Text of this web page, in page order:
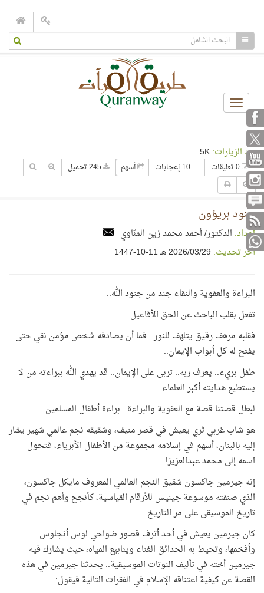
Toggle
navigation
عدد الزيارات:
10 إعجابات أسهم
جنود بريؤون
إعداد: الدكتور/ أحمد محمد زين المنّاوي
آخر تحديث: 29‏/03‏/2026 هـ 11-10-1447
البراءة والعفوية والنقاء جند من جنود الله..
تفعل بقلب الباحث عن الحق الأفاعيل..
فقلبه مرهف رقيق يتلهف للنور.. فما أن يصادفه شخص مؤمن نقي حتى
يفتح له كل أبواب الإيمان..
طفل بريء.. يعرف ربه.. تربى على الإيمان.. قد يهدي الله ببراءته من لا
يستطيع هدايته أكبر العلماء..
لبطل قصتنا قصة مع العفوية والبراءة.. براءة أطفال المسلمين..
هو شاب غربي ثري يعيش في قصر منيف، وشقيقه نجم عالمي شهير يشار
إليه بالبنان، أسهم في إسلامه مجموعة من الأطفال الأبرياء، فتحول
اسمه إلى محمد عبدالعزيز!
إنه جيرمين جاكسون شقيق النجم العالمي المعروف مايكل جاكسون،
الذي صنفته موسوعة جينيس للأرقام القياسية، كأنجح وأهم نجم في
تاريخ الموسيقى على مر التاريخ.
كان جيرمين يعيش في أحد أترف قصور ضواحي لوس أنجلوس
وأفخمها، وتحيط به الحدائق الغناء وينابيع المياه، حيث يشارك فيه
جيرمين أخته في تأليف النوتات الموسيقية.. يحدثنا جيرمين في هذه
القصة عن كيفية اعتناقه الإسلام في الفقرات التالية فيقول: